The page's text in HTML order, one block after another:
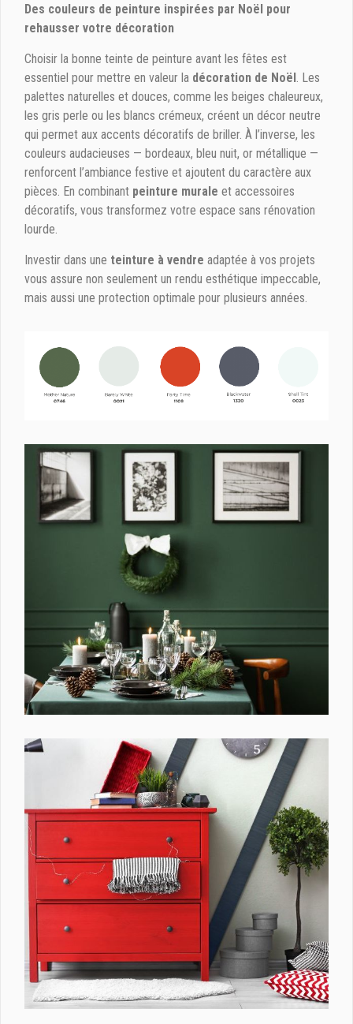
Des couleurs de peinture inspirées par Noël pour
rehausser votre décoration
Choisir la bonne teinte de peinture avant les fêtes est
essentiel pour mettre en valeur la décoration de Noël. Les
palettes naturelles et douces, comme les beiges chaleureux,
les gris perle ou les blancs crémeux, créent un décor neutre
qui permet aux accents décoratifs de briller. À l’inverse, les
couleurs audacieuses — bordeaux, bleu nuit, or métallique —
renforcent l’ambiance festive et ajoutent du caractère aux
pièces. En combinant peinture murale et accessoires
décoratifs, vous transformez votre espace sans rénovation
lourde.
Investir dans une teinture à vendre adaptée à vos projets
vous assure non seulement un rendu esthétique impeccable,
mais aussi une protection optimale pour plusieurs années.